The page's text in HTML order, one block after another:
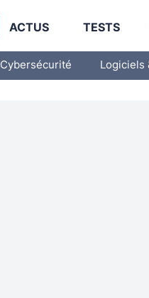
ACTUS TESTS
Cybersécurité Logiciels